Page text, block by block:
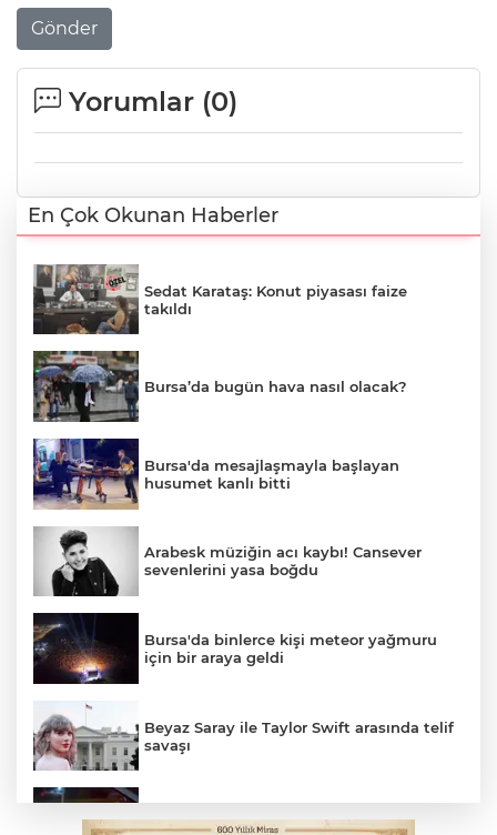
Gönder
Yorumlar (0)
En Çok Okunan Haberler
Sedat Karataş: Konut piyasası faize
takıldı
Bursa’da bugün hava nasıl olacak?
Bursa'da mesajlaşmayla başlayan
husumet kanlı bitti
Arabesk müziğin acı kaybı! Cansever
sevenlerini yasa boğdu
Bursa'da binlerce kişi meteor yağmuru
için bir araya geldi
Beyaz Saray ile Taylor Swift arasında telif
savaşı
Bursa’da drift atan sürücüye ceza yağdı